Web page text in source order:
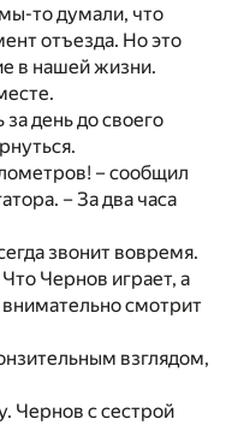
то думали, что
отъезда. Но это
в нашей жизни.
день до своего
– сообщил
– За два часа
звонит вовремя.
Чернов играет, а
смотрит
взглядом,
Чернов с сестрой